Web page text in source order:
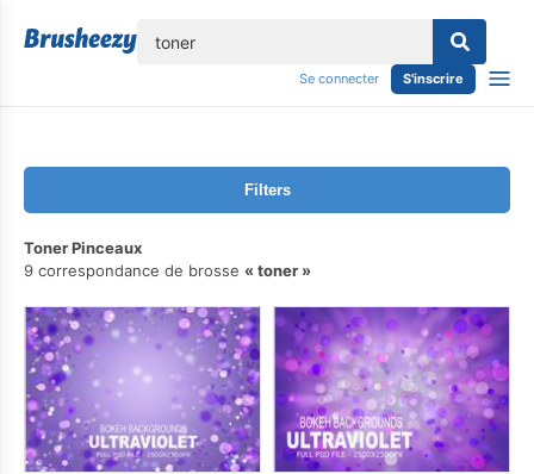
Se connecter S'inscrire
Filters
Toner Pinceaux
9 correspondance de brosse
toner